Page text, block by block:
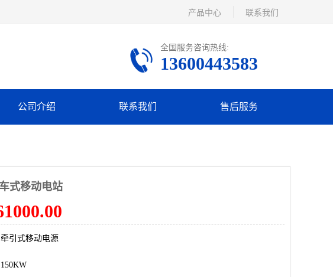
联系我们
产品中心
全国服务咨询热线:
13600443583
公司介绍 联系我们 售后服务
式移动电站
牵引式移动电源
150KW